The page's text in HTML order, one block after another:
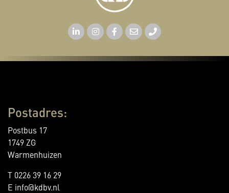
Postadres:
Postbus 17
1749 ZG
Warmenhuizen
T 0226 39 16 29
E info@kdbv.nl